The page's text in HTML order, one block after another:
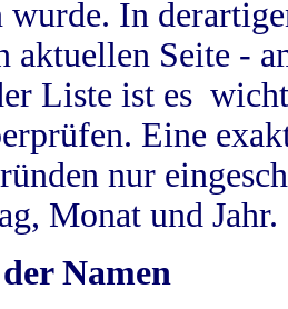
wurde. In
aktuellen Seite -
Liste ist es
Eine
nur
Monat und Jahr.
Namen